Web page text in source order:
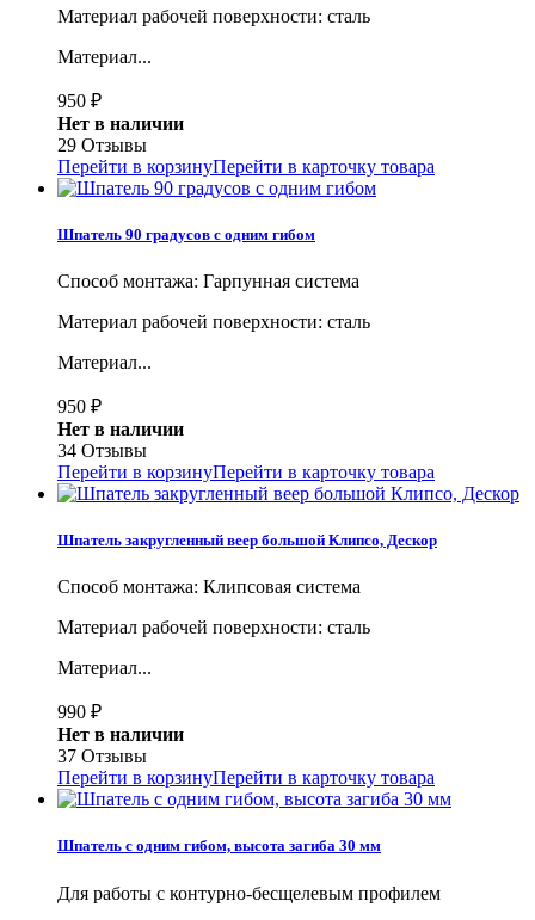
Материал рабочей поверхности: сталь
Материал...
950 ₽
Нет в наличии
29 Отзывы
Перейти в корзинуПерейти в карточку товара
Шпатель 90 градусов с одним гибом
Способ монтажа: Гарпунная система
Материал рабочей поверхности: сталь
Материал...
950 ₽
Нет в наличии
34 Отзывы
Перейти в корзинуПерейти в карточку товара
Шпатель закругленный веер большой Клипсо, Дескор
Способ монтажа: Клипсовая система
Материал рабочей поверхности: сталь
Материал...
990 ₽
Нет в наличии
37 Отзывы
Перейти в корзинуПерейти в карточку товара
Шпатель с одним гибом, высота загиба 30 мм
Для работы с контурно-бесщелевым профилем